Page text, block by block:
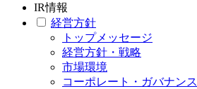
IR情報
経営方針
トップメッセージ
経営方針・戦略
市場環境
コーポレート・ガバナンス